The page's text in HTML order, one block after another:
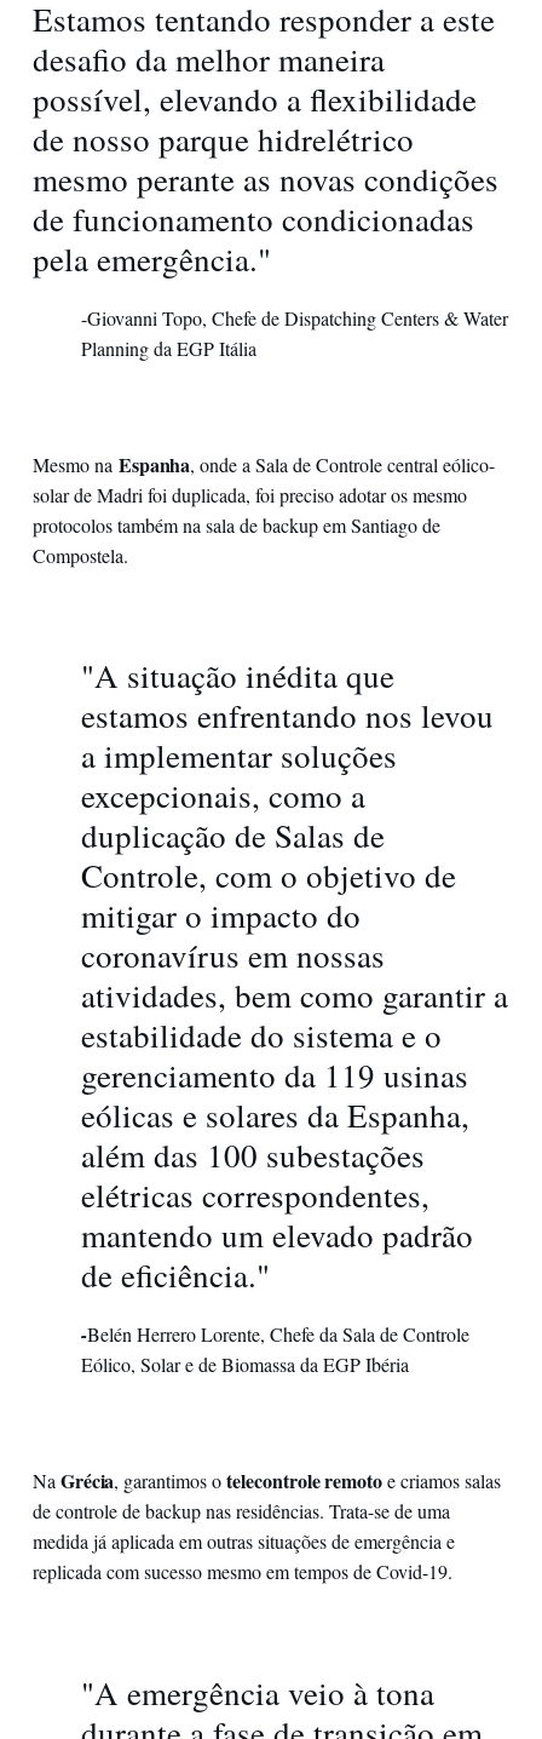
Estamos tentando responder a este
desafio da melhor maneira
possível, elevando a flexibilidade
de nosso parque hidrelétrico
mesmo perante as novas condições
de funcionamento condicionadas
pela emergência."
-Giovanni Topo, Chefe de Dispatching Centers & Water
Planning da EGP Itália
Mesmo na Espanha, onde a Sala de Controle central eólico-
solar de Madri foi duplicada, foi preciso adotar os mesmo
protocolos também na sala de backup em Santiago de
Compostela.
"A situação inédita que
estamos enfrentando nos levou
a implementar soluções
excepcionais, como a
duplicação de Salas de
Controle, com o objetivo de
mitigar o impacto do
coronavírus em nossas
atividades, bem como garantir a
estabilidade do sistema e o
gerenciamento da 119 usinas
eólicas e solares da Espanha,
além das 100 subestações
elétricas correspondentes,
mantendo um elevado padrão
de eficiência."
-Belén Herrero Lorente, Chefe da Sala de Controle
Eólico, Solar e de Biomassa da EGP Ibéria
NaGrécia, garantimos otelecontrole remotoe criamos salas
de controle de backup nas residências. Trata-se de uma
medida já aplicada em outras situações de emergência e
replicada com sucesso mesmo em tempos de Covid-19.
"A emergência veio à tona